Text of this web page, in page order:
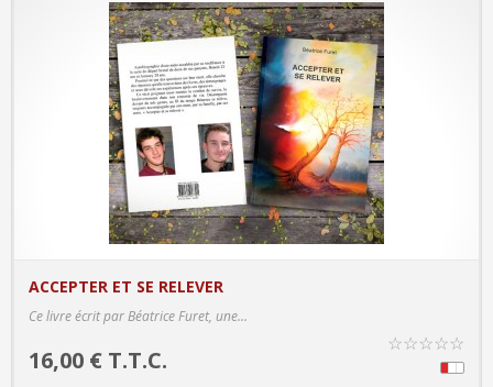
ACCEPTER ET SE RELEVER
Ce livre écrit par Béatrice Furet, une...
16,00 € T.T.C.
☆☆☆☆☆